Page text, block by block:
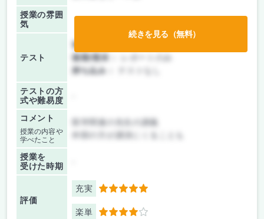
授業の雰囲
気
テスト
前期/中間：
後期/期末：
持ち込み：
テストの方
式や難易度
コメント
授業の内容や
学べたこと
医学関連の先生の講義
授業を
受けた時期
評価
充実 5
楽単 4
続きを見る（無料）